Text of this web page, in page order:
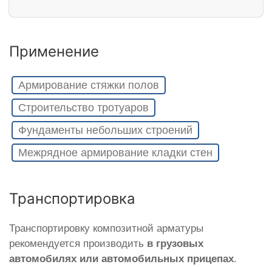
Применение
Армирование стяжки полов
Строительство тротуаров
Фундаменты небольших строений
Межрядное армирование кладки стен
Транспортировка
Транспортировку композитной арматуры
рекомендуется производить в грузовых
автомобилях или автомобильных прицепах.